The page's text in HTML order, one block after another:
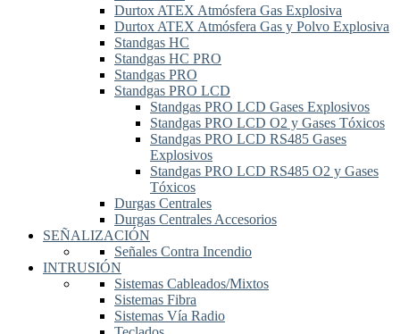
Durtox ATEX Atmósfera Gas Explosiva
Durtox ATEX Atmósfera Gas y Polvo Explosiva
Standgas HC
Standgas HC PRO
Standgas PRO
Standgas PRO LCD
Standgas PRO LCD Gases Explosivos
Standgas PRO LCD O2 y Gases Tóxicos
Standgas PRO LCD RS485 Gases
Explosivos
Standgas PRO LCD RS485 O2 y Gases
Tóxicos
Durgas Centrales
Durgas Centrales Accesorios
SEÑALIZACIÓN
Señales Contra Incendio
INTRUSIÓN
Sistemas Cableados/Mixtos
Sistemas Fibra
Sistemas Vía Radio